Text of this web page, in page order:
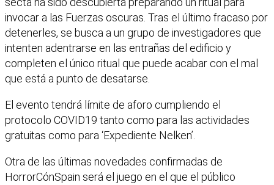
invocar a las Fuerzas oscuras. Tras el último fracaso por
detenerles, se busca a un grupo de investigadores que
intenten adentrarse en las entrañas del edificio y
completen el único ritual que puede acabar con el mal
que está a punto de desatarse.
El evento tendrá límite de aforo cumpliendo el
protocolo COVID19 tanto como para las actividades
gratuitas como para ‘Expediente Nelken’.
Otra de las últimas novedades confirmadas de
HorrorCónSpain será el juego en el que el público